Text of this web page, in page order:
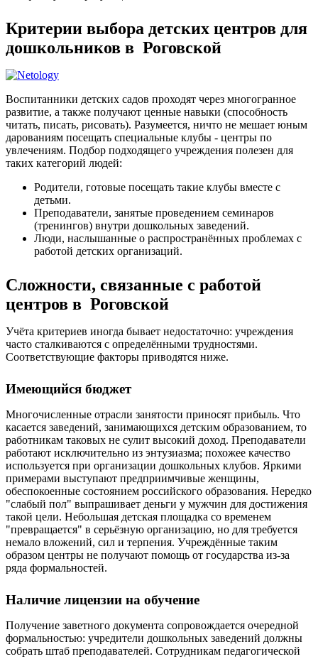
Критерии выбора детских центров для
дошкольников в Роговской
Воспитанники детских садов проходят через многогранное
развитие, а также получают ценные навыки (способность
читать, писать, рисовать). Разумеется, ничто не мешает юным
дарованиям посещать специальные клубы - центры по
увлечениям. Подбор подходящего учреждения полезен для
таких категорий людей:
Родители, готовые посещать такие клубы вместе с
детьми.
Преподаватели, занятые проведением семинаров
(тренингов) внутри дошкольных заведений.
Люди, наслышанные о распространённых проблемах с
работой детских организаций.
Сложности, связанные с работой
центров в Роговской
Учёта критериев иногда бывает недостаточно: учреждения
часто сталкиваются с определёнными трудностями.
Соответствующие факторы приводятся ниже.
Имеющийся бюджет
Многочисленные отрасли занятости приносят прибыль. Что
касается заведений, занимающихся детским образованием, то
работникам таковых не сулит высокий доход. Преподаватели
работают исключительно из энтузиазма; похожее качество
используется при организации дошкольных клубов. Яркими
примерами выступают предприимчивые женщины,
обеспокоенные состоянием российского образования. Нередко
"слабый пол" выпрашивает деньги у мужчин для достижения
такой цели. Небольшая детская площадка со временем
"превращается" в серьёзную организацию, но для требуется
немало вложений, сил и терпения. Учреждённые таким
образом центры не получают помощь от государства из-за
ряда формальностей.
Наличие лицензии на обучение
Получение заветного документа сопровождается очередной
формальностью: учредители дошкольных заведений должны
собрать штаб преподавателей. Сотрудникам педагогической